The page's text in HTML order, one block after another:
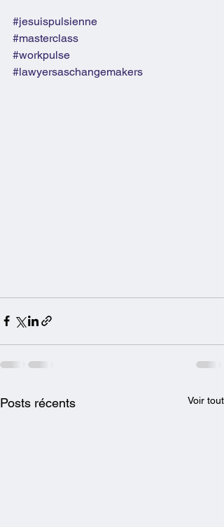
#jesuispulsienne
#masterclass
#workpulse
#lawyersaschangemakers
Posts récents Voir tout